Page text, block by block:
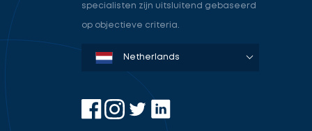
specialisten zijn uitsluitend gebaseerd
op objectieve criteria.
Denmark
Sweden
Norway
Netherlands
Germany
USA